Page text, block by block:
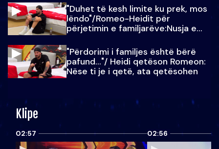
"Duhet të kesh limite ku prek, mos
lëndo"/Romeo-Heidit për
përjetimin e familjarëve:Nusja e
"Përdorimi i familjes është bërë
pafund…"/ Heidi qetëson Romeon:
Nëse ti je i qetë, ata qetësohen
Klipe
02:57 02:56